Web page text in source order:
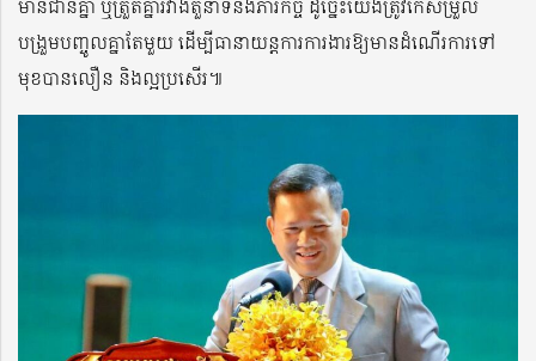
មានជាន់គ្នា ឬត្រួតគ្នារវាងតួនាទីនិងភារកិច្ច ដូច្នេះយើងត្រូវកែសម្រួល
បង្រួមបញ្ចូលគ្នាតែមួយ ដើម្បីធានាយន្តការការងារឱ្យមានដំណើរការទៅ
មុខបានលឿន និងល្អប្រសើរ៕